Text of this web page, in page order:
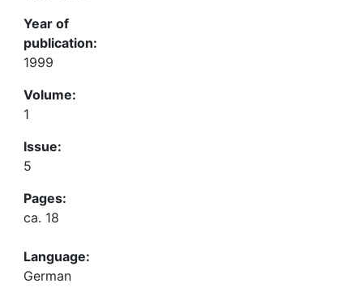
Year of
publication:
1999
Volume:
1
Issue:
5
Pages:
ca. 18
Language:
German